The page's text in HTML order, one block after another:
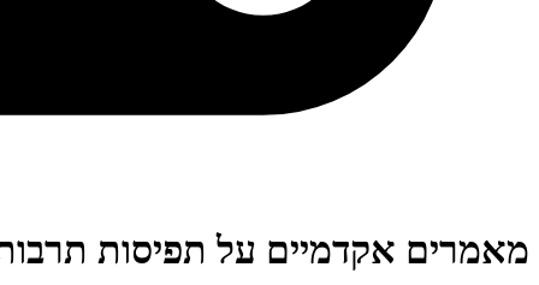
מאמרים אקדמיים על תפיסות